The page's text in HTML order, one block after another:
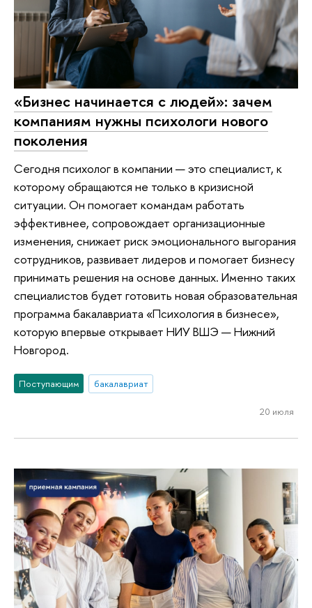
«Бизнес начинается с людей»: зачем
компаниям нужны психологи нового
поколения
Сегодня психолог в компании — это специалист, к
которому обращаются не только в кризисной
ситуации. Он помогает командам работать
эффективнее, сопровождает организационные
изменения, снижает риск эмоционального выгорания
сотрудников, развивает лидеров и помогает бизнесу
принимать решения на основе данных. Именно таких
специалистов будет готовить новая образовательная
программа бакалавриата «Психология в бизнесе»,
которую впервые открывает НИУ ВШЭ — Нижний
Новгород.
Поступающим бакалавриат
20 июля